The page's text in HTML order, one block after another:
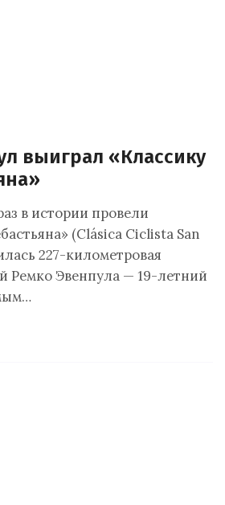
выиграл «Классику
в истории провели
(Clásica Ciclista San
227-километровая
Ремко Эвенпула — 19-летний